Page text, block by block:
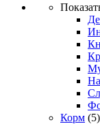
Корм (5)